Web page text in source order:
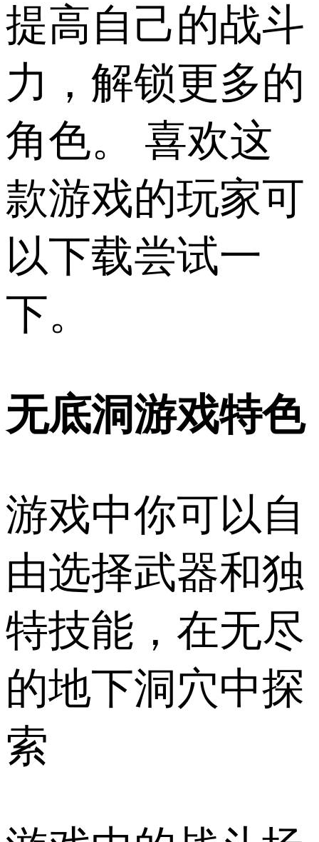
提高自己的战斗
力，解锁更多的
角色。 喜欢这
款游戏的玩家可
以下载尝试一
下。
无底洞游戏特色
游戏中你可以自
由选择武器和独
特技能，在无尽
的地下洞穴中探
索